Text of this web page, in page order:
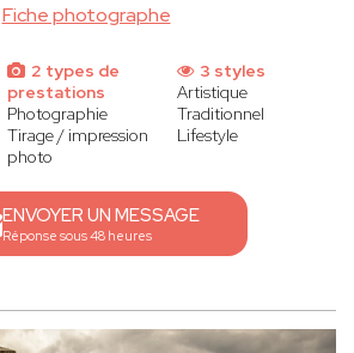
Fiche photographe
2 types de
prestations
Photographie
Tirage / impression
photo
3 styles
Artistique
Traditionnel
Lifestyle
ENVOYER UN MESSAGE
Réponse sous 48 heures